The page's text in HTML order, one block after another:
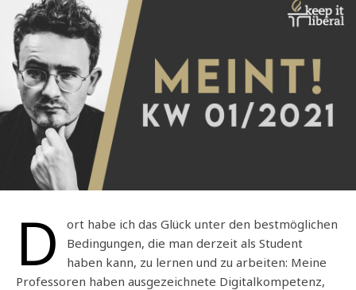
D
ort habe ich das Glück unter den bestmöglichen
Bedingungen, die man derzeit als Student
haben kann, zu lernen und zu arbeiten: Meine
Professoren haben ausgezeichnete Digitalkompetenz,